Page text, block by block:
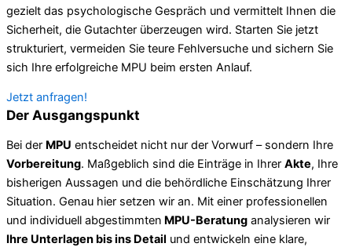
gezielt das psychologische Gespräch und vermittelt Ihnen die
Sicherheit, die Gutachter überzeugen wird. Starten Sie jetzt
strukturiert, vermeiden Sie teure Fehlversuche und sichern Sie
sich Ihre erfolgreiche MPU beim ersten Anlauf.
Jetzt anfragen!
Der Ausgangspunkt
Bei der MPU entscheidet nicht nur der Vorwurf – sondern Ihre
Vorbereitung. Maßgeblich sind die Einträge in Ihrer Akte, Ihre
bisherigen Aussagen und die behördliche Einschätzung Ihrer
Situation. Genau hier setzen wir an. Mit einer professionellen
und individuell abgestimmten MPU-Beratung analysieren wir
Ihre Unterlagen bis ins Detail und entwickeln eine klare,